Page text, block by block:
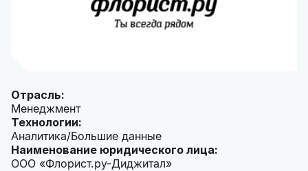
Отрасль:
Менеджмент
Технологии:
Аналитика/Большие данные
Наименование юридического лица:
ООО «Флорист.ру-Диджитал»